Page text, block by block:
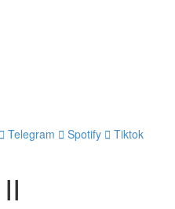
Telegram Spotify Tiktok